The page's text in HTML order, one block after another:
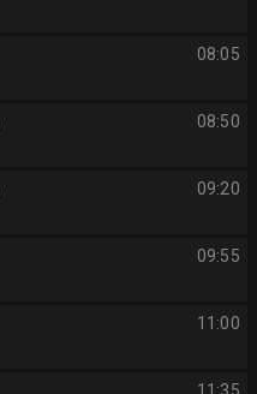
08:05
08:50
09:20
09:55
11:00